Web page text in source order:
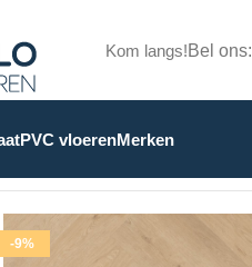
Kom langs!Bel ons:
PVC vloerenMerken
-9%